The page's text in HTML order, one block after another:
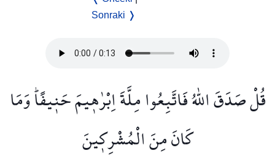
Sonraki ❭
قُلْ صَدَقَ اللّٰهُ فَاتَّبِعُوا مِلَّةَ اِبْرٰه۪يمَ حَن۪يفًاۜ وَمَا
كَانَ مِنَ الْمُشْرِك۪ينَ